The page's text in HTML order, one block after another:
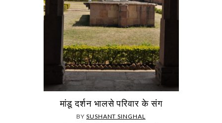
मांडू दर्शन भालसे परिवार के संग
BYSUSHANT SINGHAL